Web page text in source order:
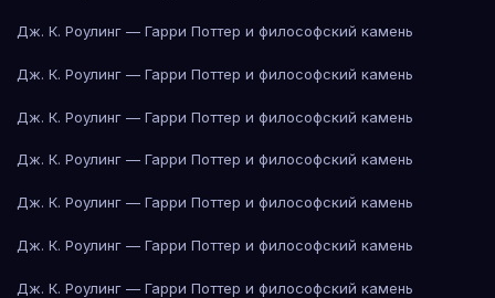
Дж. К. Роулинг — Гарри Поттер и философский камень
Дж. К. Роулинг — Гарри Поттер и философский камень
Дж. К. Роулинг — Гарри Поттер и философский камень
Дж. К. Роулинг — Гарри Поттер и философский камень
Дж. К. Роулинг — Гарри Поттер и философский камень
Дж. К. Роулинг — Гарри Поттер и философский камень
Дж. К. Роулинг — Гарри Поттер и философский камень